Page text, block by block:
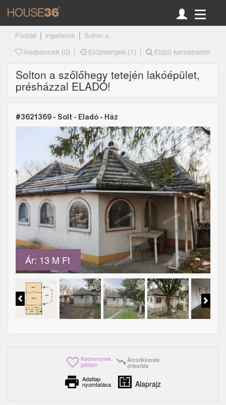
Főoldal Ingatlanok Solton a...
Kedvencek (0) | Előzmények (1) | Előző kereséseim
Solton a szőlőhegy tetején lakóépület,
présházzal ELADÓ!
#3621369 - Solt - Eladó - Ház
Ár: 13 M Ft
Kedvencnek
jelölöm
Árcsökkenés
értesítés
Adatlap
nyomtatása Alaprajz